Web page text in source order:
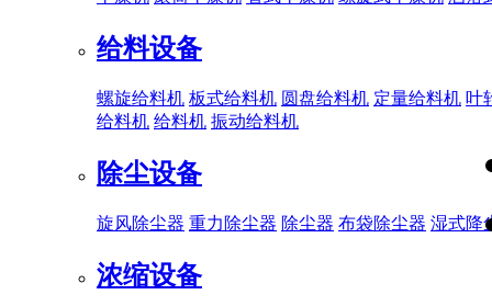
给料设备
螺旋给料机 板式给料机 圆盘给料机 定量给料机 叶
给料机 给料机 振动给料机
除尘设备
旋风除尘器 重力除尘器 除尘器 布袋除尘器 湿式降
浓缩设备